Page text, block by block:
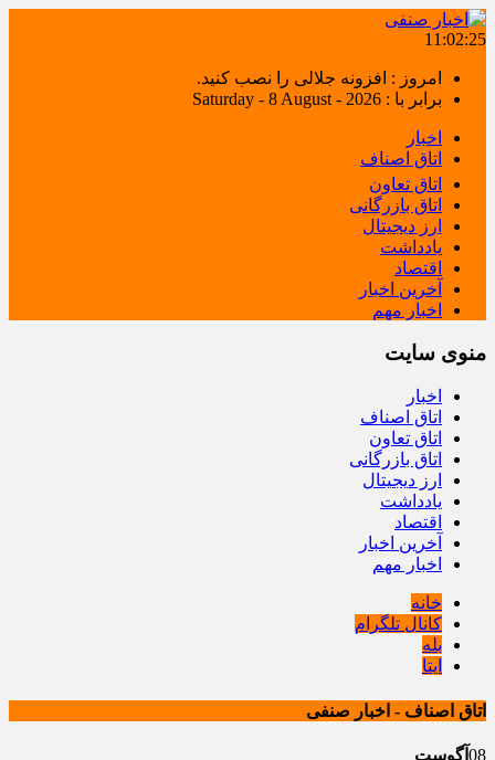
11:02:25
امروز : افزونه جلالی را نصب کنید.
برابر با : Saturday - 8 August - 2026
اخبار
اتاق اصناف
اتاق تعاون
اتاق بازرگانی
ارز دیجیتال
یادداشت
اقتصاد
آخرین اخبار
اخبار مهم
منوی سایت
اخبار
اتاق اصناف
اتاق تعاون
اتاق بازرگانی
ارز دیجیتال
یادداشت
اقتصاد
آخرین اخبار
اخبار مهم
خانه
کانال تلگرام
بله
ایتا
اتاق اصناف - اخبار صنفی
08آگوست